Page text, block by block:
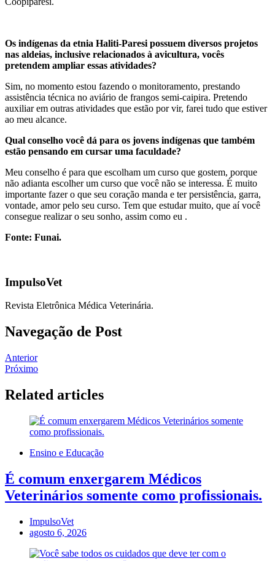
Os indígenas da etnia Haliti-Paresi possuem diversos projetos
nas aldeias, inclusive relacionados à avicultura, vocês
pretendem ampliar essas atividades?
Sim, no momento estou fazendo o monitoramento, prestando
assistência técnica no aviário de frangos semi-caipira. Pretendo
auxiliar em outras atividades que estão por vir, farei tudo que estiver
ao meu alcance.
Qual conselho você dá para os jovens indígenas que também
estão pensando em cursar uma faculdade?
Meu conselho é para que escolham um curso que gostem, porque
não adianta escolher um curso que você não se interessa. É muito
importante fazer o que seu coração manda e ter persistência, garra,
vontade, amor pelo seu curso. Tem que estudar muito, que aí você
consegue realizar o seu sonho, assim como eu .
Fonte: Funai.
ImpulsoVet
Revista Eletrônica Médica Veterinária.
Navegação de Post
Anterior
Próximo
Related articles
Ensino e Educação
É comum enxergarem Médicos
Veterinários somente como profissionais.
ImpulsoVet
agosto 6, 2026